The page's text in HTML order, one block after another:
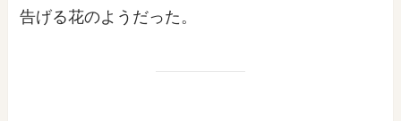
告げる花のようだった。